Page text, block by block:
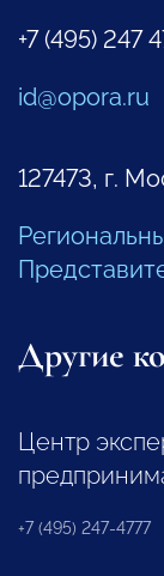
+7 (495) 247
id@opora.ru
127473, г.
Другие
Центр
+7 (495) 247-4777